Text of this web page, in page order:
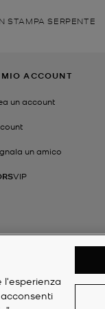
STAMPA SERPENTE
ACCOUNT
un account
un amico
VIP
l'esperienza